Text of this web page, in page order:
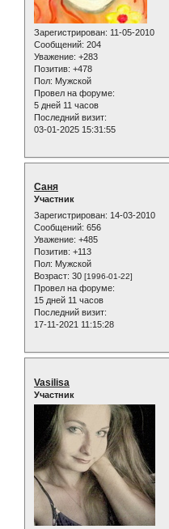
Зарегистрирован: 11-05-2010
Сообщений: 204
Уважение: +283
Позитив: +478
Пол: Мужской
Провел на форуме:
5 дней 11 часов
Последний визит:
03-01-2025 15:31:55
Саня
Участник
Зарегистрирован: 14-03-2010
Сообщений: 656
Уважение: +485
Позитив: +113
Пол: Мужской
Возраст: 30 [1996-01-22]
Провел на форуме:
15 дней 11 часов
Последний визит:
17-11-2021 11:15:28
Vasilisa
Участник